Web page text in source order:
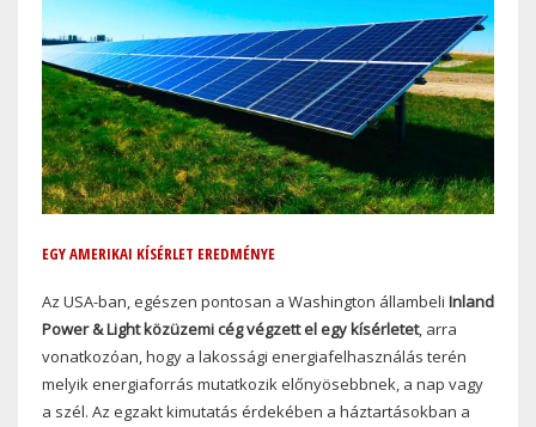
EGY AMERIKAI KÍSÉRLET EREDMÉNYE
Az USA-ban, egészen pontosan a Washington állambeli Inland
Power & Light közüzemi cég végzett el egy kísérletet, arra
vonatkozóan, hogy a lakossági energiafelhasználás terén
melyik energiaforrás mutatkozik előnyösebbnek, a nap vagy
a szél. Az egzakt kimutatás érdekében a háztartásokban a